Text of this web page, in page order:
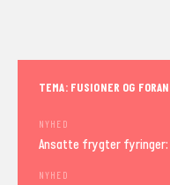
TEMA: FUSIONER OG
NYHED
Ansatte frygter fyringer:
NYHED